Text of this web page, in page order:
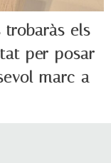
els
per posar
marc a